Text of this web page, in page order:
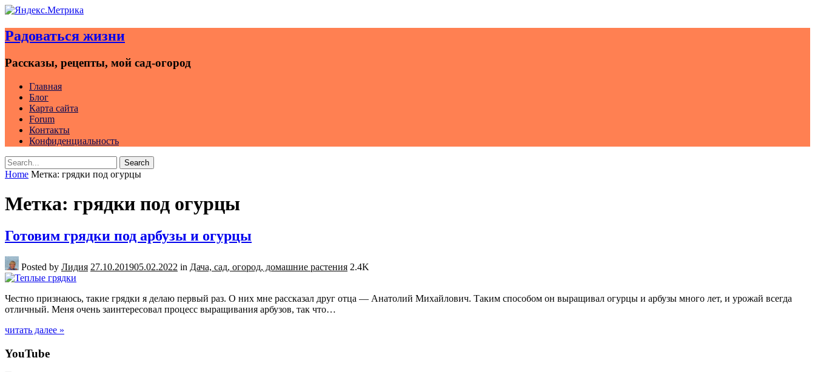
to
content
Радоваться жизни
Рассказы, рецепты, мой сад-огород
Главная
Блог
Карта сайта
Forum
Контакты
Конфиденциальность
Search
for:
Search
Home Метка: грядки под огурцы
Метка: грядки под огурцы
Готовим грядки под арбузы и огурцы
Posted by Лидия 27.10.201905.02.2022 in Дача, сад, огород, домашние растения 2.4K
Честно признаюсь, такие грядки я делаю первый раз. О них мне рассказал друг отца — Анатолий Михайлович. Таким способом он выращивал огурцы и арбузы много лет, и урожай всегда
отличный. Меня очень заинтересовал процесс выращивания арбузов, так что…
читать далее »
Posts
YouTube